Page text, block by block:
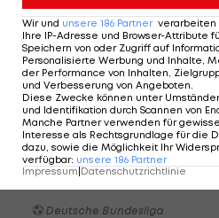
Fix! Wolfsburg hat
neuen Sportdirektor
Deutsche Bundesliga
Wir und unsere 186 Partner verarbeiten
Ihre IP-Adresse und Browser-Attribute
Speichern von oder Zugriff auf
Personalisierte Werbung und Inhalte,
der Performance von Inhalten,
und Verbesserung von Angeboten.
Diese Zwecke können unter
und Identifikation durch Scannen von
Manche Partner verwenden für
Interesse als Rechtsgrundlage für die
dazu, sowie die Möglichkeit Ihr
verfügbar: unsere 186 Partner
Impressum Datenschutzrichtlinie